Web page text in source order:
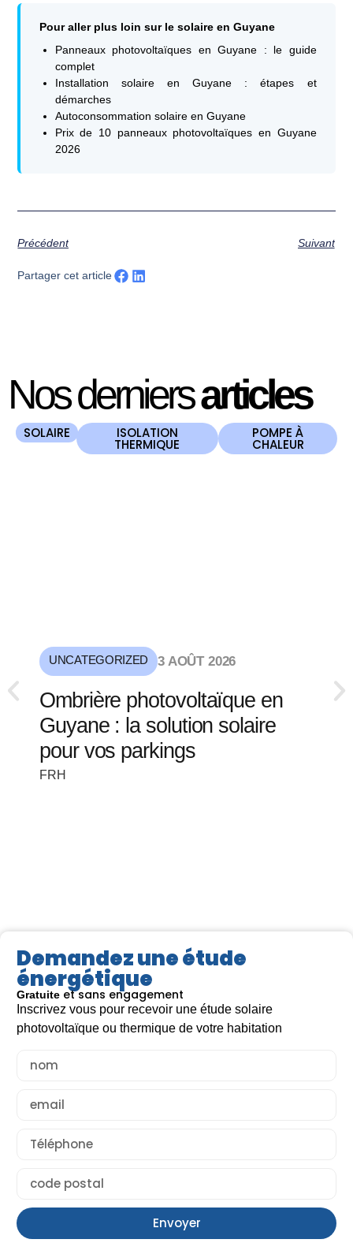
Pour aller plus loin sur le solaire en Guyane
Panneaux photovoltaïques en Guyane : le guide
complet
Installation solaire en Guyane : étapes et
démarches
Autoconsommation solaire en Guyane
Prix de 10 panneaux photovoltaïques en Guyane
2026
Précédent Suivant
Partager cet article
Nos derniersarticles
SOLAIRE ISOLATION
THERMIQUE
POMPE À
CHALEUR
UNCATEGORIZED 3 AOÛT 2026
Ombrière photovoltaïque en
Guyane : la solution solaire
pour vos parkings
FRH
Lire la suite >
Demandez une étude
énergétique
Gratuite et sans engagement
Inscrivez vous pour recevoir une étude solaire
photovoltaïque ou thermique de votre habitation
Envoyer